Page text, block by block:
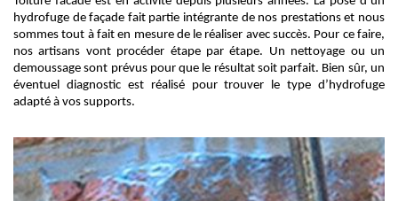
hydrofuge de façade fait partie intégrante de nos prestations et nous
sommes tout à fait en mesure de le réaliser avec succès. Pour ce faire,
nos artisans vont procéder étape par étape. Un nettoyage ou un
demoussage sont prévus pour que le résultat soit parfait. Bien sûr, un
éventuel diagnostic est réalisé pour trouver le type d’hydrofuge
adapté à vos supports.